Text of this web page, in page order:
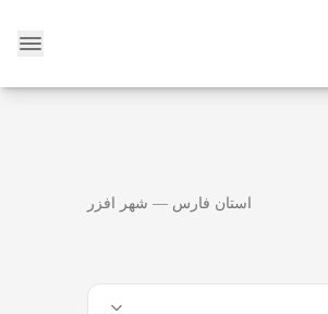
استان فارس — شهر افزر